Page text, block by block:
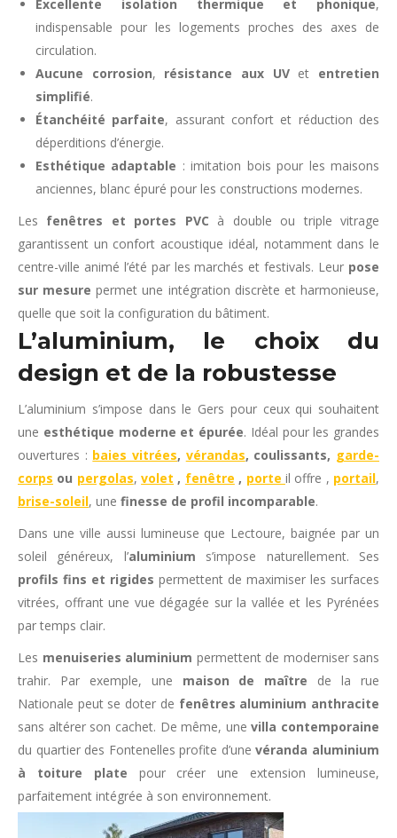
Excellente isolation thermique et phonique,
indispensable pour les logements proches des axes de
circulation.
Aucune corrosion, résistance aux UVet entretien
simplifié.
Étanchéité parfaite, assurant confort et réduction des
déperditions d’énergie.
Esthétique adaptable : imitation bois pour les maisons
anciennes, blanc épuré pour les constructions modernes.
Les fenêtres et portes PVC à double ou triple vitrage
garantissent un confort acoustique idéal, notamment dans le
centre-ville animé l’été par les marchés et festivals. Leur pose
sur mesure permet une intégration discrète et harmonieuse,
quelle que soit la configuration du bâtiment.
L’aluminium, le choix du
design et de la robustesse
L’aluminium s’impose dans le Gers pour ceux qui souhaitent
une esthétique moderne et épurée. Idéal pour les grandes
ouvertures : baies vitrées, vérandas, coulissants, garde-
corps ou pergolas,volet , fenêtre , porte il offre , portail,
brise-soleil, une finesse de profil incomparable.
Dans une ville aussi lumineuse que Lectoure, baignée par un
soleil généreux, l’aluminium s’impose naturellement. Ses
profils fins et rigides permettent de maximiser les surfaces
vitrées, offrant une vue dégagée sur la vallée et les Pyrénées
par temps clair.
Les menuiseries aluminium permettent de moderniser sans
trahir. Par exemple, une maison de maître de la rue
Nationale peut se doter de fenêtres aluminium anthracite
sans altérer son cachet. De même, unevilla contemporaine
du quartier des Fontenelles profite d’unevéranda aluminium
à toiture plate pour créer une extension lumineuse,
parfaitement intégrée à son environnement.